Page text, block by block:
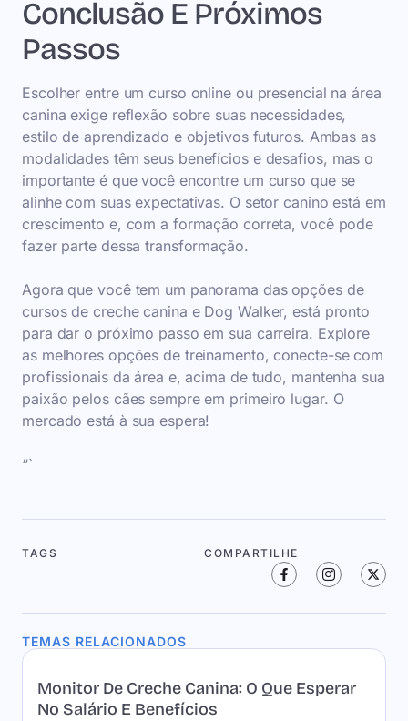
Conclusão E Próximos
Passos
Escolher entre um curso online ou presencial na área
canina exige reflexão sobre suas necessidades,
estilo de aprendizado e objetivos futuros. Ambas as
modalidades têm seus benefícios e desafios, mas o
importante é que você encontre um curso que se
alinhe com suas expectativas. O setor canino está em
crescimento e, com a formação correta, você pode
fazer parte dessa transformação.
Agora que você tem um panorama das opções de
cursos de creche canina e Dog Walker, está pronto
para dar o próximo passo em sua carreira. Explore
as melhores opções de treinamento, conecte-se com
profissionais da área e, acima de tudo, mantenha sua
paixão pelos cães sempre em primeiro lugar. O
mercado está à sua espera!
“`
TAGS COMPARTILHE
TEMAS RELACIONADOS
Monitor De Creche Canina: O Que Esperar
No Salário E Benefícios